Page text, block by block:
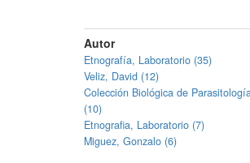
Autor
Etnografía, Laboratorio (35)
Veliz, David (12)
Colección Biológica de
(10)
Etnografia, Laboratorio (7)
Miguez, Gonzalo (6)